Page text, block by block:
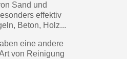
Sand und
effektiv
Beton, Holz...
eine andere
von Reinigung